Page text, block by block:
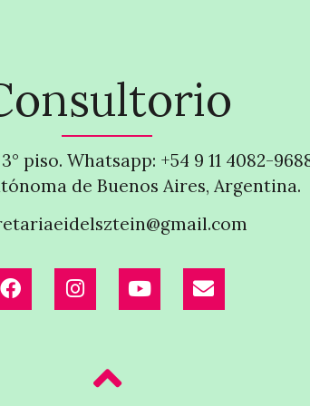
piso. Whatsapp: +54 9 11 4082-
de Buenos Aires, Argentina.